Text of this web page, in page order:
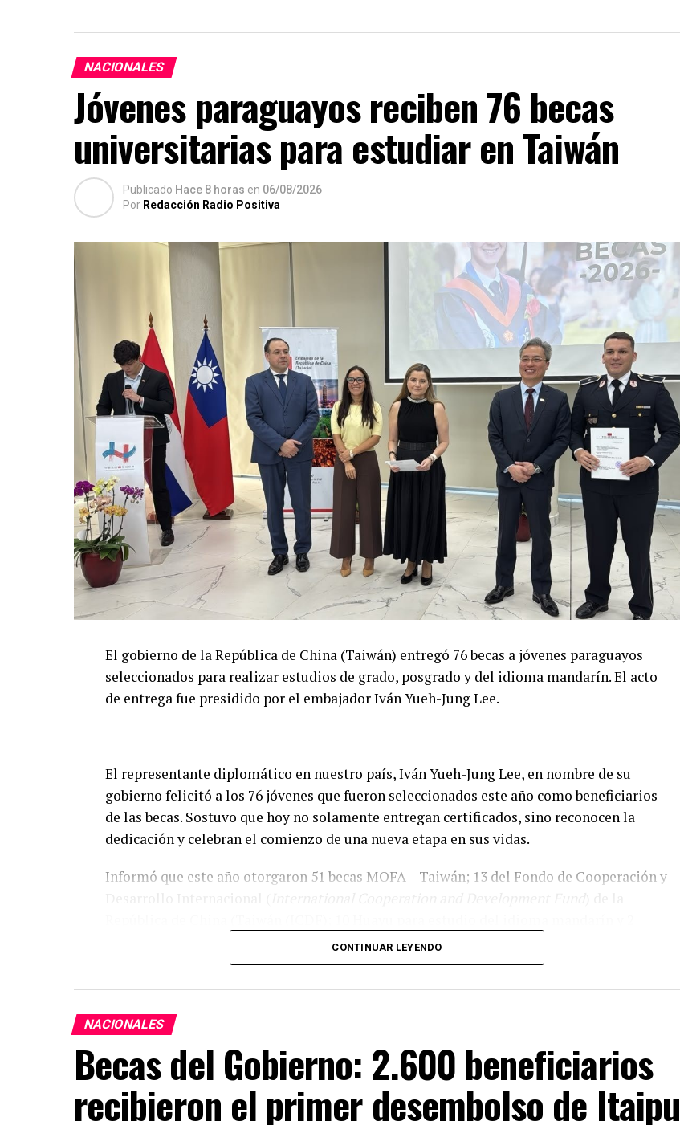
NACIONALES
Jóvenes paraguayos reciben 76 becas
universitarias para estudiar en Taiwán
Publicado Hace 8 horas en 06/08/2026
Por Redacción Radio Positiva
El gobierno de la República de China (Taiwán) entregó 76 becas a jóvenes paraguayos
seleccionados para realizar estudios de grado, posgrado y del idioma mandarín. El acto
de entrega fue presidido por el embajador Iván Yueh-Jung Lee.
El representante diplomático en nuestro país, Iván Yueh-Jung Lee, en nombre de su
gobierno felicitó a los 76 jóvenes que fueron seleccionados este año como beneficiarios
de las becas. Sostuvo que hoy no solamente entregan certificados, sino reconocen la
dedicación y celebran el comienzo de una nueva etapa en sus vidas.
Informó que este año otorgaron 51 becas MOFA – Taiwán; 13 del Fondo de Cooperación y
becas de Maestría en Ciencias Policiales, con los que totalizan 76 becas.
experiencia que transformará sus vidas.
Cooperación educativa, uno de los pilares de la amistad entre
Paraguay y Taiwán
CONTINUAR LEYENDO
NACIONALES
Becas del Gobierno: 2.600 beneficiarios
recibieron el primer desembolso de Itaipu